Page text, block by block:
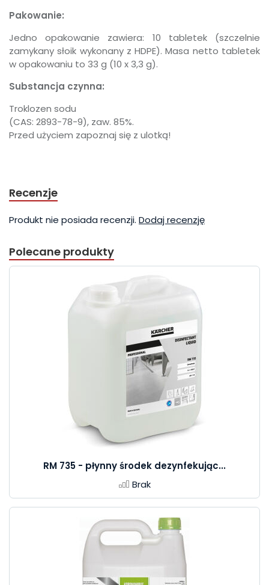
Pakowanie:
Jedno opakowanie zawiera: 10 tabletek (szczelnie
zamykany słoik wykonany z HDPE). Masa netto tabletek
w opakowaniu to 33 g (10 x 3,3 g).
Substancja czynna:
Troklozen sodu
(CAS: 2893-78-9), zaw. 85%.
Przed użyciem zapoznaj się z ulotką!
Recenzje
Produkt nie posiada recenzji. Dodaj recenzję
Polecane produkty
RM 735 - płynny środek dezynfekując...
Brak